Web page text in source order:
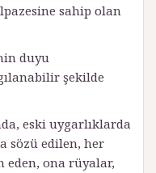
sahip olan
duyu
şekilde
eski uygarlıklarda
sözü edilen, her
eden, ona rüyalar,